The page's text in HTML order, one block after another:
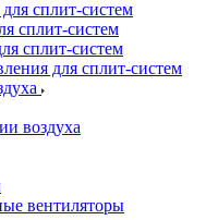
сплит-систем
сплит-систем
сплит-систем
для сплит-систем
воздуха
вентиляторы